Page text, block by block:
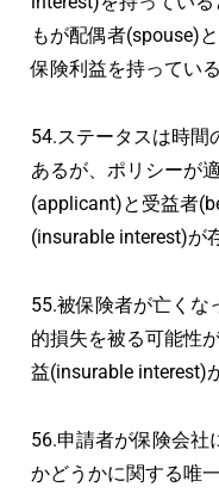
もが配偶者(spouse)
保険利益を持ってい
54.ステータスは時間
あるが、ポリシーが
(applicant)と受益者
(insurable interest)が
55.被保険者が亡くな
的損失を被る可能性
益(insurable interest)
56.申請者が保険会社
かどうかに関する唯